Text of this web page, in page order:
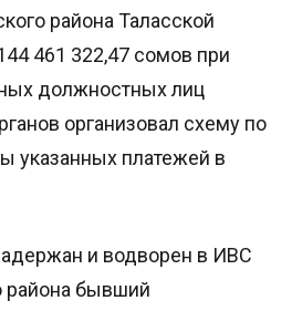
района Таласской
461 322,47 сомов при
должностных лиц
организовал схему по
указанных платежей в
и водворен в ИВС
района бывший